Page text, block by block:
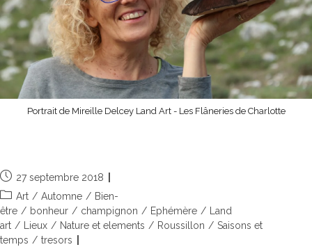
Portrait de Mireille Delcey Land Art - Les Flâneries de Charlotte
27 septembre 2018
Art / Automne / Bien-
être / bonheur / champignon / Ephémère /
Land
art / Lieux / Nature et elements / Roussillon / Saisons et
temps / tresors